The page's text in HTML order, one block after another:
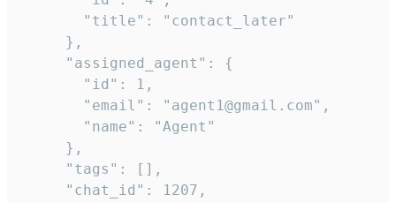
       "title": "contact_later"
     },
     "assigned_agent": {
       "id": 1,
       "email": "agent1@gmail.com",
       "name": "Agent"
     },
     "tags": [],
     "chat_id": 1207,